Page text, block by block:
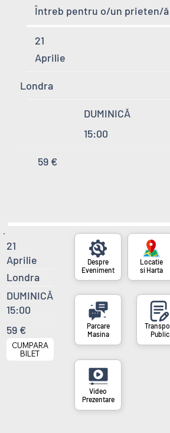
Întreb pentru o/un prieten/ă
21
Aprilie
Londra
DUMINICĂ
15:00
59 €
Eveniment
si Harta
Masina
Transport
Public
Video
Prezentare
21
Aprilie
Londra
DUMINICĂ
15:00
59 €
CUMPARA
BILET